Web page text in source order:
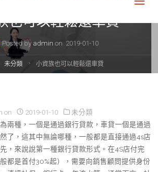
也可以輕鬆還車貸
Posted by admin on 2019-01-10
未分類 小資族也可以輕鬆還車貸
on 2019-01-10
未分類
兩種，一個是通過銀行貸款，車貸一個是通過
了，這其中無論哪種，一般都是直接通過4s店
，來說說第一種銀行貸款形式。在4S店付完
都是首付30%起），需要向銷售顧問提供身份